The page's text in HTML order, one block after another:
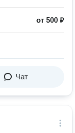
от 500 ₽
Чат